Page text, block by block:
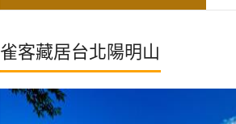
雀客藏居台北陽明山